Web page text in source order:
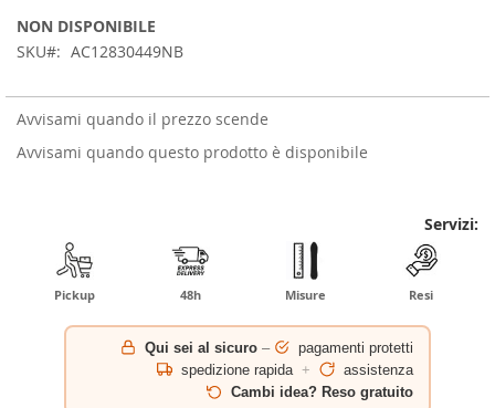
NON DISPONIBILE
SKU
AC12830449NB
Avvisami quando il prezzo scende
Avvisami quando questo prodotto è disponibile
Servizi:
Pickup 48h Misure Resi
Qui sei al sicuro –
pagamenti protetti
spedizione rapida +
assistenza
Cambi idea? Reso gratuito